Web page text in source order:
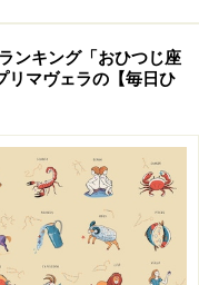
ンキング「おひつじ座
リマヴェラの【毎日ひ